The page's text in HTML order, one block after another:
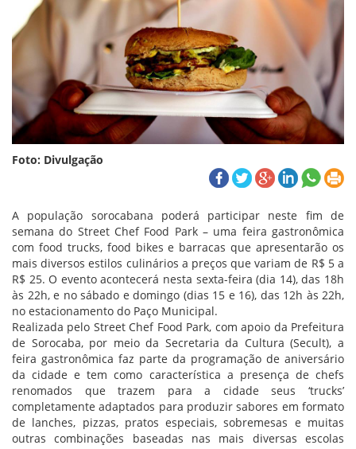
Foto: Divulgação
A população sorocabana poderá participar neste fim de
semana do Street Chef Food Park – uma feira gastronômica
com food trucks, food bikes e barracas que apresentarão os
mais diversos estilos culinários a preços que variam de R$ 5 a
R$ 25. O evento acontecerá nesta sexta-feira (dia 14), das 18h
às 22h, e no sábado e domingo (dias 15 e 16), das 12h às 22h,
no estacionamento do Paço Municipal.
Realizada pelo Street Chef Food Park, com apoio da Prefeitura
de Sorocaba, por meio da Secretaria da Cultura (Secult), a
feira gastronômica faz parte da programação de aniversário
da cidade e tem como característica a presença de chefs
renomados que trazem para a cidade seus ‘trucks’
completamente adaptados para produzir sabores em formato
de lanches, pizzas, pratos especiais, sobremesas e muitas
outras combinações baseadas nas mais diversas escolas